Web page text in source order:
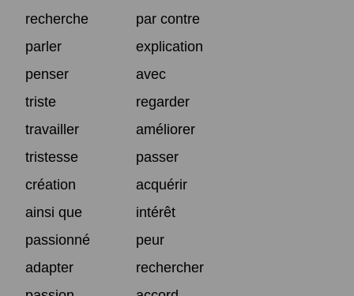
recherche
par contre
parler
explication
penser
avec
triste
regarder
travailler
améliorer
tristesse
passer
création
acquérir
ainsi que
intérêt
passionné
peur
adapter
rechercher